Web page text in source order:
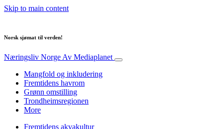
Skip to main content
Norsk sjømat til verden!
Næringsliv Norge Av Mediaplanet
Mangfold og inkludering
Fremtidens havrom
Grønn omstilling
Trondheimsregionen
More
Fremtidens akvakultur